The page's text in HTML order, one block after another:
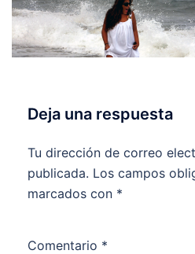
Deja una respuesta
Tu dirección de correo
publicada. Los campos
marcados con *
Comentario *